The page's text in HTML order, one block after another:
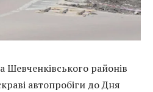
Шевченківського районів
автопробіги до Дня